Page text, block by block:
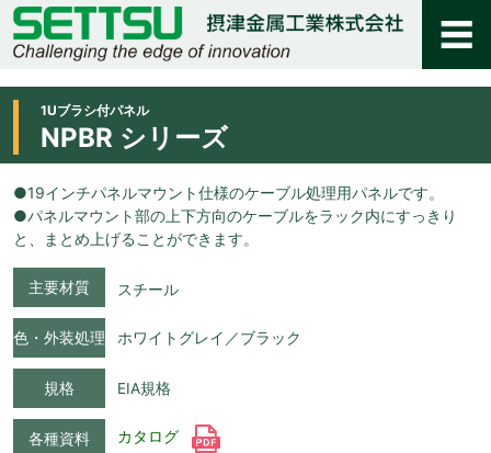
1Uブラシ付パネル
NPBR シリーズ
●19インチパネルマウント仕様のケーブル処理用パネルです。
●パネルマウント部の上下方向のケーブルをラック内にすっきり
と、まとめ上げることができます。
主要材質 スチール
色・外装処理 ホワイトグレイ／ブラック
規格 EIA規格
各種資料 カタログ